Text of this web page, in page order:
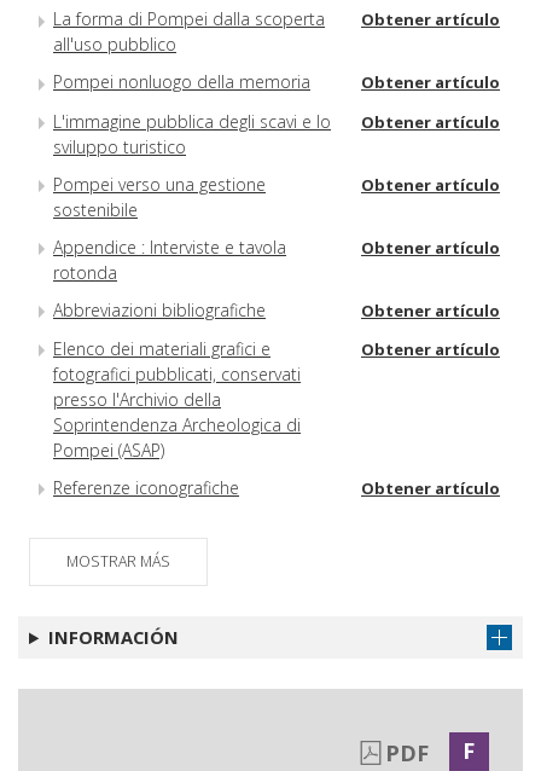
La forma di Pompei dalla scoperta
all'uso pubblico
Obtener artículo
Pompei nonluogo della memoria Obtener artículo
L'immagine pubblica degli scavi e lo
sviluppo turistico
Obtener artículo
Pompei verso una gestione
sostenibile
Obtener artículo
Appendice : Interviste e tavola
rotonda
Obtener artículo
Abbreviazioni bibliografiche Obtener artículo
Elenco dei materiali grafici e
fotografici pubblicati, conservati
presso l'Archivio della
Soprintendenza Archeologica di
Pompei (ASAP)
Obtener artículo
Referenze iconografiche Obtener artículo
MOSTRAR MÁS
INFORMACIÓN
PDF F